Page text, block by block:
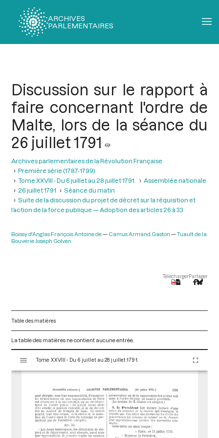
ARCHIVES
PARLEMENTAIRES
Discussion sur le rapport à
faire concernant l'ordre de
Malte, lors de la séance du
26 juillet 1791
Archives parlementaires de la Révolution Française
Première série (1787-1799)
Tome XXVIII - Du 6 juillet au 28 juillet 1791.
Assemblée nationale
26 juillet 1791
Séance du matin
Suite de la discussion du projet de décret sur la réquisition et
l’action de la force publique — Adoption des articles 26 à 33
Boissy d'Anglas François Antoine de Camus Armand Gaston
Tuault de la
Bouverie Joseph Golven
TéléchargerPartager
Table des matières
La table des matières ne contient aucune entrée.
s
Tome XXVIII - Du 6 juillet au 28 juillet 1791.